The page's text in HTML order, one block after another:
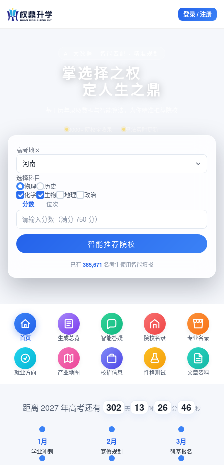
登录 / 注册
掌选择之权
定人生之鼎
3000+ 院校全收录 算法实时更新
高考地区
选择科目
物理
历史
化学
生物 地理 政治
分数 位次
智能推荐院校
已有 385,671 名考生使用智能填报
首页 生成总览 智能答疑 院校名录 专业名录
就业方向 产业地图 校招信息 性格测试 文章资料
距离 2027 年高考还有 302 天 13 时 26 分 46 秒
1月
学业冲刺
2月
寒假规划
3月
强基报名